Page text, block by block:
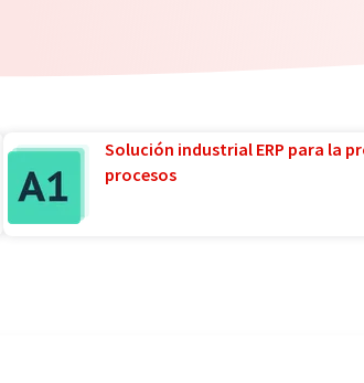
Solución industrial ERP para la
procesos